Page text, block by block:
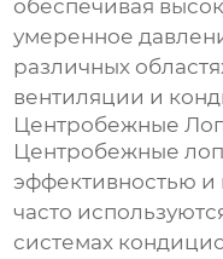
обеспечивая
умеренное
различных
вентиляции и
Центробежные
Центробежные
эффективностью
часто
системах